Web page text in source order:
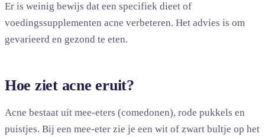
Er is weinig bewijs dat een specifiek dieet of
voedingssupplementen acne verbeteren. Het advies is om
gevarieerd en gezond te eten.
Hoe ziet acne eruit?
Acne bestaat uit mee-eters (comedonen), rode pukkels en
puistjes. Bij een mee-eter zie je een wit of zwart bultje op het